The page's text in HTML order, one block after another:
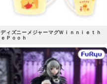
ディズニーメジャーマグＷｉｎｎｉｅｔｈ
ｅＰｏｏｈ